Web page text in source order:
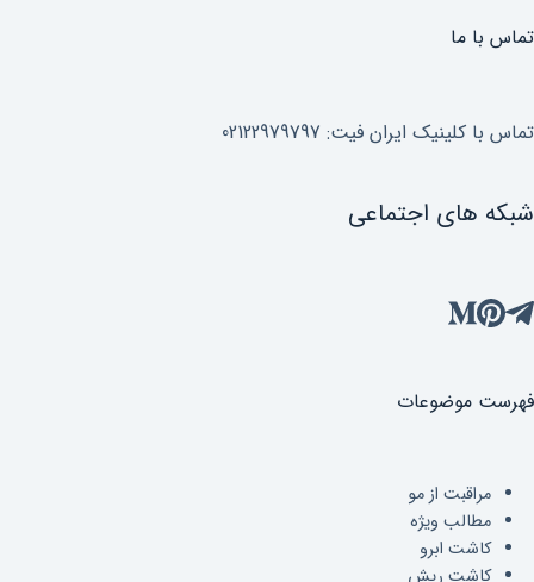
تماس با ما
تماس با کلینیک ایران فیت: 02122979797
شبکه های اجتماعی
فهرست موضوعات
مراقبت از مو
مطالب ویژه
کاشت ابرو